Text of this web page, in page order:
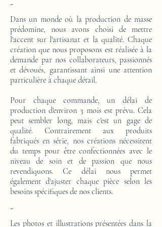
-
Dans un monde où la production de masse
prédomine, nous avons choisi de mettre
l'accent sur l'artisanat et la qualité. Chaque
création que nous proposons est réalisée à la
demande par nos collaborateurs, passionnés
et dévoués, garantissant ainsi une attention
particulière à chaque détail.
Pour chaque commande, un délai de
production d'environ 3 mois est prévu. Cela
peut sembler long, mais c'est un gage de
qualité. Contrairement aux produits
fabriqués en série, nos créations nécessitent
du temps pour être confectionnées avec le
niveau de soin et de passion que nous
revendiquons. Ce délai nous permet
également d'ajuster chaque pièce selon les
besoins spécifiques de nos clients.
-
Les photos et illustrations présentées dans la